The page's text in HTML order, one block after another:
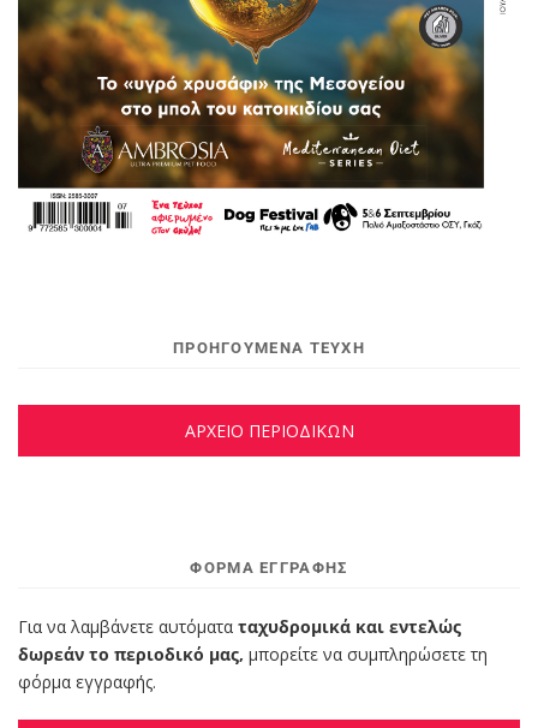
ΠΡΟΗΓΟΥΜΕΝΑ ΤΕΥΧΗ
ΑΡΧΕΙΟ ΠΕΡΙΟΔΙΚΩΝ
ΦΌΡΜΑ ΕΓΓΡΑΦΉΣ
Για να λαμβάνετε αυτόματα ταχυδρομικά και εντελώς
δωρεάν το περιοδικό μας, μπορείτε να συμπληρώσετε τη
φόρμα εγγραφής.